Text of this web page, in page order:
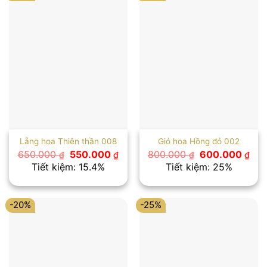
Lẵng hoa Thiên thần 008
650.000₫
Giá
gốc
là:
550.000₫Giá
là:
550.000 ₫.
Tiết kiệm: 15.4%
Giỏ hoa Hồng đỏ 002
800.000₫ Giá
gốc
là:
600.000₫Giá
là:
Tiết kiệm: 25%
-20% -25%